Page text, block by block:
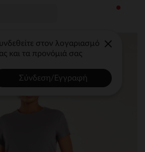
στον λογαριασμό
και τα προνόμιά σας
Σύνδεση/Εγγραφή